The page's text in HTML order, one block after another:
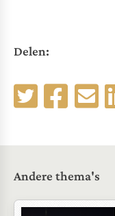
Delen:
Andere thema's